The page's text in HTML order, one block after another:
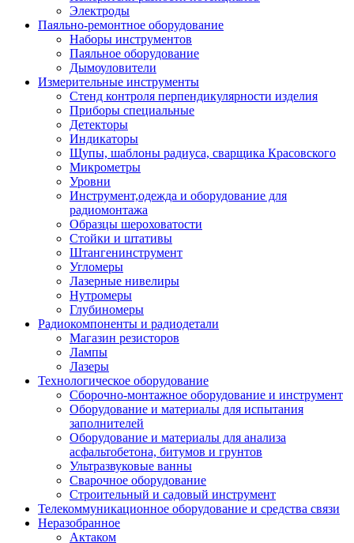
Электроды
Паяльно-ремонтное оборудование
Наборы инструментов
Паяльное оборудование
Дымоуловители
Измерительные инструменты
Стенд контроля перпендикулярности изделия
Приборы специальные
Детекторы
Индикаторы
Щупы, шаблоны радиуса, сварщика Красовского
Микрометры
Уровни
Инструмент,одежда и оборудование для
радиомонтажа
Образцы шероховатости
Стойки и штативы
Штангенинструмент
Угломеры
Лазерные нивелиры
Нутромеры
Глубиномеры
Радиокомпоненты и радиодетали
Магазин резисторов
Лампы
Лазеры
Технологическое оборудование
Сборочно-монтажное оборудование и инструмент
Оборудование и материалы для испытания
заполнителей
Оборудование и материалы для анализа
асфальтобетона, битумов и грунтов
Ультразвуковые ванны
Сварочное оборудование
Строительный и садовый инструмент
Телекоммуникационное оборудование и средства связи
Неразобранное
Актаком